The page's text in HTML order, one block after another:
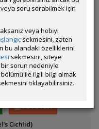
alcalicus
(Afrika
FOTO ARA
Cichlid)
soru sorabilmek için
veya hobiyi
sekmesini, zaten
bu alandaki özelliklerini
sekmesini, siteye
bir sorun nedeniyle
ile ilgili bilgi almak
tıklayabilirsiniz.